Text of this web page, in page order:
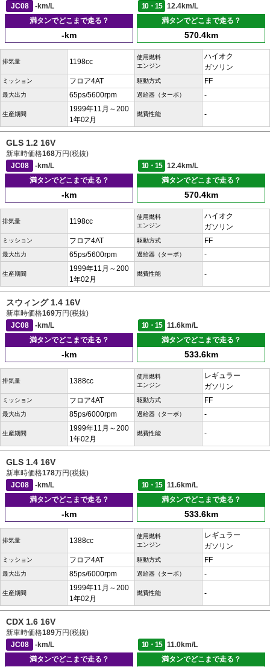
JC08
-km/L 10・15
12.4km/L
満タンでどこまで走る？
-km
満タンでどこまで走る？
570.4km
排気量 1198cc
使用燃料
エンジン
ハイオク
ガソリン
ミッション フロア4AT 駆動方式 FF
最大出力 65ps/5600rpm 過給器（ターボ） -
生産期間
1999年11月～200
1年02月
燃費性能 -
GLS 1.2 16V
新車時価格168万円(税抜)
JC08
-km/L 10・15
12.4km/L
満タンでどこまで走る？
-km
満タンでどこまで走る？
570.4km
排気量 1198cc
使用燃料
エンジン
ハイオク
ガソリン
ミッション フロア4AT 駆動方式 FF
最大出力 65ps/5600rpm 過給器（ターボ） -
生産期間
1999年11月～200
1年02月
燃費性能 -
スウィング 1.4 16V
新車時価格169万円(税抜)
JC08
-km/L 10・15
11.6km/L
満タンでどこまで走る？
-km
満タンでどこまで走る？
533.6km
排気量 1388cc
使用燃料
エンジン
レギュラー
ガソリン
ミッション フロア4AT 駆動方式 FF
最大出力 85ps/6000rpm 過給器（ターボ） -
生産期間
1999年11月～200
1年02月
燃費性能 -
GLS 1.4 16V
新車時価格178万円(税抜)
JC08
-km/L 10・15
11.6km/L
満タンでどこまで走る？
-km
満タンでどこまで走る？
533.6km
排気量 1388cc
使用燃料
エンジン
レギュラー
ガソリン
ミッション フロア4AT 駆動方式 FF
最大出力 85ps/6000rpm 過給器（ターボ） -
生産期間
1999年11月～200
1年02月
燃費性能 -
CDX 1.6 16V
新車時価格189万円(税抜)
JC08
-km/L 10・15
11.0km/L
満タンでどこまで走る？
満タンでどこまで走る？